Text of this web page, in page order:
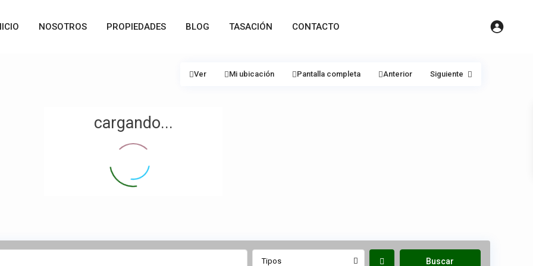
NOSOTROS PROPIEDADES BLOG TASACIÓN CONTACTO
cargando...
Ver Mi ubicación Pantalla completa Anterior Siguiente
Tipos